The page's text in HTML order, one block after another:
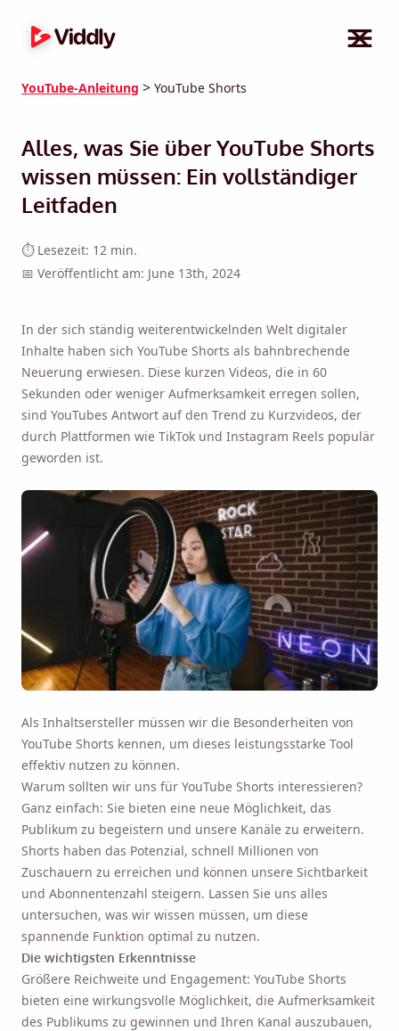
YouTube-Anleitung > YouTube Shorts
Alles, was Sie über YouTube Shorts
wissen müssen: Ein vollständiger
Leitfaden
⏱ Lesezeit: 12 min.
📅 Veröffentlicht am: June 13th, 2024
In der sich ständig weiterentwickelnden Welt digitaler
Inhalte haben sich YouTube Shorts als bahnbrechende
Neuerung erwiesen. Diese kurzen Videos, die in 60
Sekunden oder weniger Aufmerksamkeit erregen sollen,
sind YouTubes Antwort auf den Trend zu Kurzvideos, der
durch Plattformen wie TikTok und Instagram Reels populär
geworden ist.
Als Inhaltsersteller müssen wir die Besonderheiten von
YouTube Shorts kennen, um dieses leistungsstarke Tool
effektiv nutzen zu können.
Warum sollten wir uns für YouTube Shorts interessieren?
Ganz einfach: Sie bieten eine neue Möglichkeit, das
Publikum zu begeistern und unsere Kanäle zu erweitern.
Shorts haben das Potenzial, schnell Millionen von
Zuschauern zu erreichen und können unsere Sichtbarkeit
und Abonnentenzahl steigern. Lassen Sie uns alles
untersuchen, was wir wissen müssen, um diese
spannende Funktion optimal zu nutzen.
Die wichtigsten Erkenntnisse
Größere Reichweite und Engagement: YouTube Shorts
bieten eine wirkungsvolle Möglichkeit, die Aufmerksamkeit
des Publikums zu gewinnen und Ihren Kanal auszubauen,